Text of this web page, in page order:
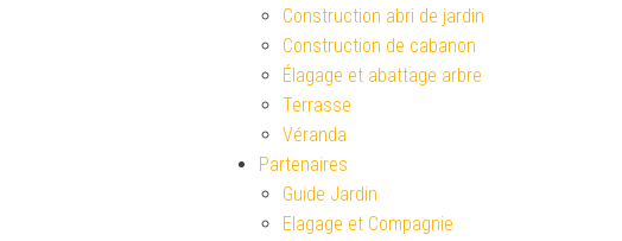
Construction abri de jardin
Construction de cabanon
Élagage et abattage arbre
Terrasse
Véranda
Partenaires
Guide Jardin
Elagage et Compagnie